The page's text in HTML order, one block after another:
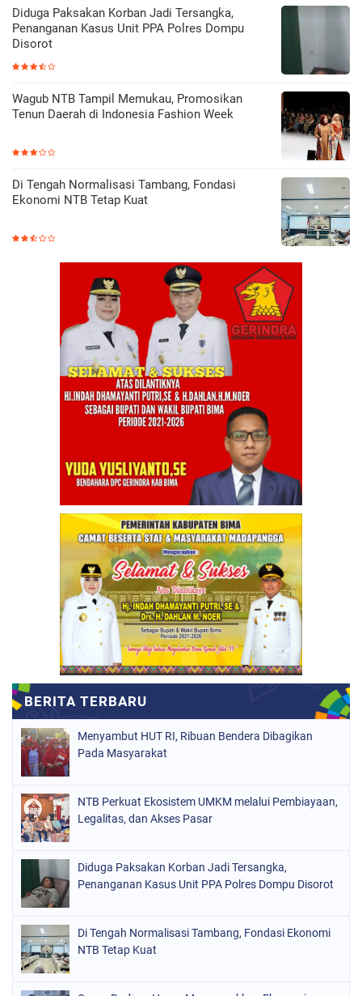
Diduga Paksakan Korban Jadi Tersangka,
Penanganan Kasus Unit PPA Polres Dompu
Disorot
Wagub NTB Tampil Memukau, Promosikan
Tenun Daerah di Indonesia Fashion Week
Di Tengah Normalisasi Tambang, Fondasi
Ekonomi NTB Tetap Kuat
Menyambut HUT RI, Ribuan Bendera Dibagikan
Pada Masyarakat
NTB Perkuat Ekosistem UMKM melalui Pembiayaan,
Legalitas, dan Akses Pasar
Diduga Paksakan Korban Jadi Tersangka,
Penanganan Kasus Unit PPA Polres Dompu Disorot
Di Tengah Normalisasi Tambang, Fondasi Ekonomi
NTB Tetap Kuat